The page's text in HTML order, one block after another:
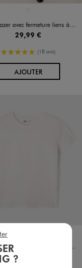
avec fermeture liens à nouer fille
29,99 €
5/5 de moyenne
(18 avis)
AJOUTERAU PANIER
en 2 coloris
courtes à col rond fille
4,99 €
le 2ème produit d'été
?